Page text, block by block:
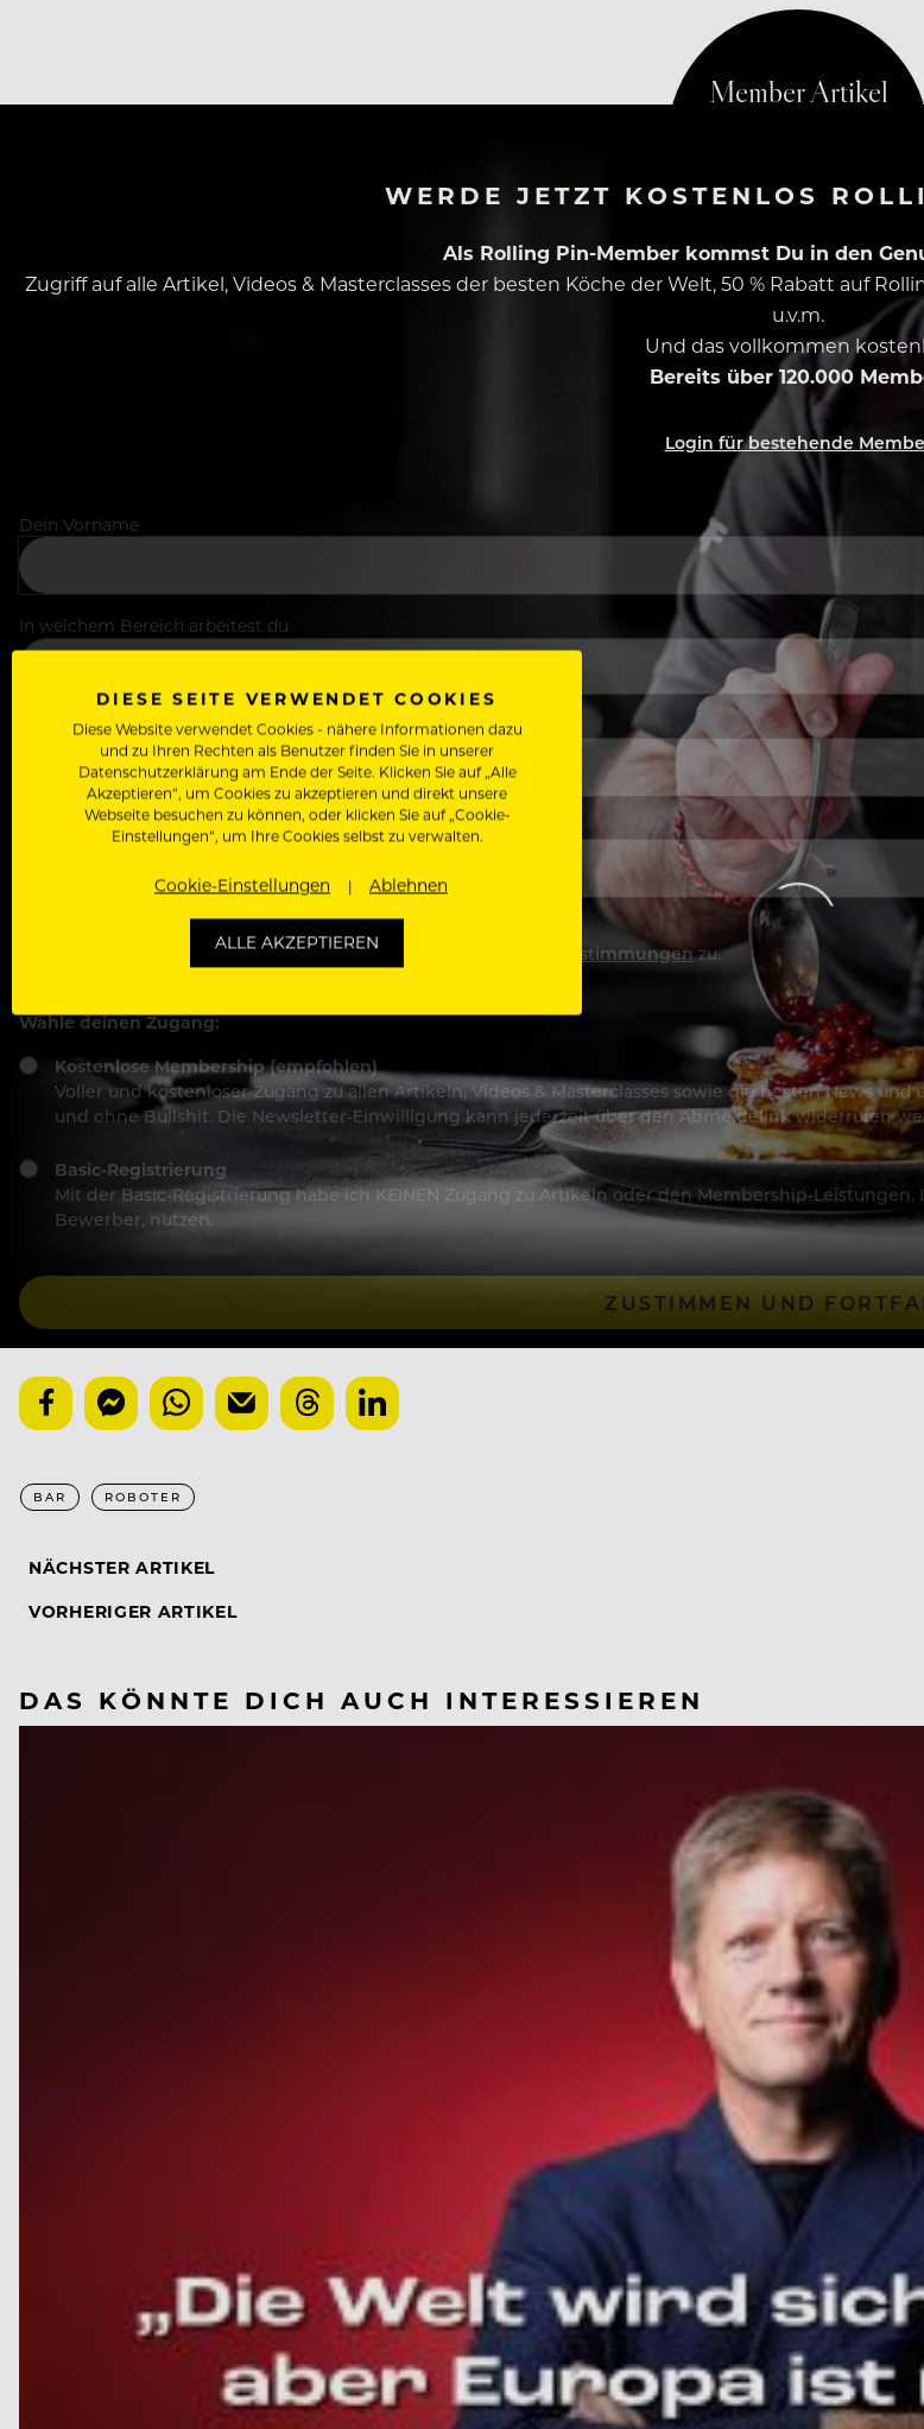
DAS AUTOMATISIERUNGSPARADOXON
WERDE JETZT KOSTENLOS
Als Rolling Pin-Member kommst Du in den
Zugriff auf alle Artikel, Videos & Masterclasses der besten Köche der Welt, 50 % Rabatt auf
u.v.m.
Und das vollkommen
Bereits über 120.000
Login für bestehende
Dein Vorname
In welchem Bereich arbeitest du
Deine E-Mail Adresse
Passwort
Nutzungsbedingungen Datenschutzbestimmungen zu.
Wähle deinen Zugang:
Kostenlose Membership (empfohlen)
Voller und kostenloser Zugang zu allen Artikeln, Videos & Masterclasses sowie die besten News
und ohne Bullshit. Die Newsletter-Einwilligung kann jederzeit über den Abmeldelink widerrufen
Basic-Registrierung
Mit der Basic-Registrierung habe ich KEINEN Zugang zu Artikeln oder den Membership-
Bewerber, nutzen.
ZUSTIMMEN UND
BAR ROBOTER
NÄCHSTER ARTIKEL
VORHERIGER ARTIKEL
DAS KÖNNTE DICH AUCH INTERESSIEREN
DIESE SEITE VERWENDET COOKIES
Diese Website verwendet Cookies - nähere Informationen dazu
und zu Ihren Rechten als Benutzer finden Sie in unserer
Datenschutzerklärung am Ende der Seite. Klicken Sie auf „Alle
Akzeptieren“, um Cookies zu akzeptieren und direkt unsere
Webseite besuchen zu können, oder klicken Sie auf „Cookie-
Einstellungen“, um Ihre Cookies selbst zu verwalten.
Cookie-Einstellungen Ablehnen
ALLE AKZEPTIEREN